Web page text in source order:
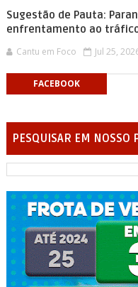
Sugestão de Pauta:
enfrentamento ao
Cantu em Foco Jul 25,
FACEBOOK
PESQUISAR EM NOSSO